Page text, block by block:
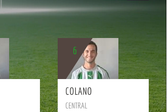
BIO
6
COLANO
CENTRAL